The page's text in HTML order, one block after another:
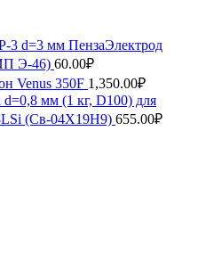
3 d=3 мм ПензаЭлектрод
Э-46) 60.00₽
Venus 350F 1,350.00₽
мм (1 кг, D100) для
(Св-04Х19Н9) 655.00₽